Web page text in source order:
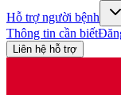
Hỗ trợ người bệnh
Thông tin cần biết
Liên hệ hỗ trợ